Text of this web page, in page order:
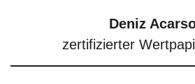
Deniz
zertifizierter